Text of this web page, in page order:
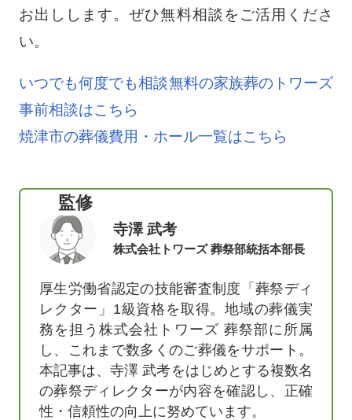
お出しします。ぜひ無料相談をご活用くださ
い。
いつでも何度でも相談無料の家族葬のトワーズ
事前相談はこちら
焼津市の葬儀費用・ホール一覧はこちら
監修
寺澤 武考
株式会社トワーズ 葬祭部統括本部長
厚生労働省認定の技能審査制度「葬祭ディ
レクター」1級資格を取得。地域の葬儀実
務を担う株式会社トワーズ 葬祭部に所属
し、これまで数多くのご葬儀をサポート。
本記事は、寺澤 武考をはじめとする複数名
の葬祭ディレクターが内容を確認し、正確
性・信頼性の向上に努めています。